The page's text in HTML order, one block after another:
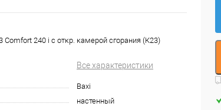
Comfort 240 i с откр. камерой сгорания (К23)
Все характеристики
Baxi
настенный